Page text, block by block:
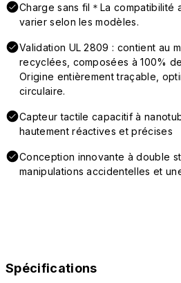
Charge sans fil＊La compatibilité
varier selon les modèles.
Validation UL 2809 : contient au
recyclées, composées à 100%
Origine entièrement traçable,
circulaire.
Capteur tactile capacitif à
hautement réactives et précises
Conception innovante à double
manipulations accidentelles et
Spécifications